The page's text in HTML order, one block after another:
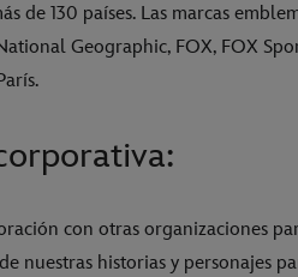
de 130 países. Las marcas
Geographic, FOX, FOX
con otras organizaciones
nuestras historias y personajes